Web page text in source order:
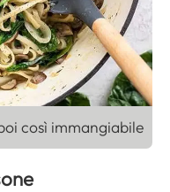
così immangiabile